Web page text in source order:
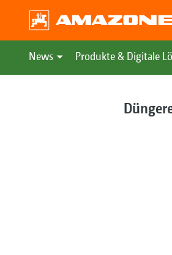
News Produkte & Digitale